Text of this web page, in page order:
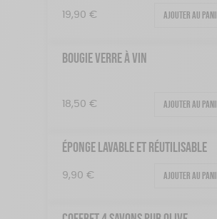
19,90 € Ajouter au
BOUGIE VERRE À VIN
18,50 € Ajouter au
ÉPONGE LAVABLE ET RÉUTILISABLE
9,90 € Ajouter au